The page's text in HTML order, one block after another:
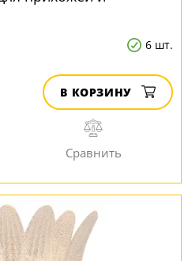
6 шт.
В КОРЗИНУ